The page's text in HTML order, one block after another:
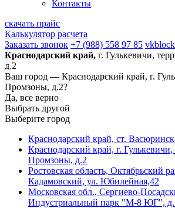
Контакты
скачать прайс
Калькулятор расчета
Заказать звонок +7 (988) 558 97 85
Краснодарский край, г. Гулькевичи,
д.2
Ваш город — Краснодарский край, г.
Промзоны, д.2?
Да, все верно
Выбрать другой
Выберите город
Краснодарский край, ст.
Краснодарский край, г. Гулькевичи,
Промзоны, д.2
Ростовская область, Октябрьский
Кадамовский, ул. Юбилейная,42
Московская обл., Сергиево-
Индустриальный парк "М-8 ЮГ",